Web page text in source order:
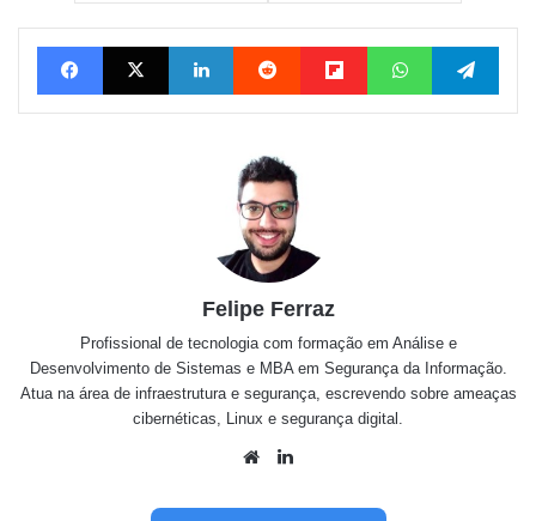
FacebookX Linkedin Reddit FlipboardWhatsApp
Felipe Ferraz
Profissional de tecnologia com formação em Análise e
Desenvolvimento de Sistemas e MBA em Segurança da Informação.
Atua na área de infraestrutura e segurança, escrevendo sobre ameaças
cibernéticas, Linux e segurança digital.
Website